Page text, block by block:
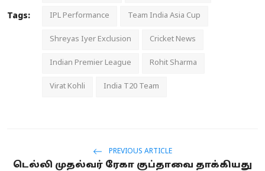
Tags: IPL Performance Team India Asia Cup
Shreyas Iyer Exclusion Cricket News
Indian Premier League Rohit Sharma
Virat Kohli India T20 Team
PREVIOUS ARTICLE
டெல்லி முதல்வர் ரேகா குப்தாவை தாக்கியது